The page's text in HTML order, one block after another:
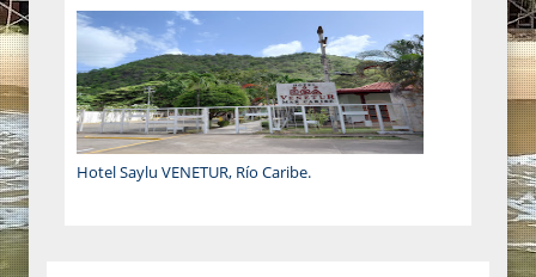
Hotel Saylu VENETUR, Río Caribe.